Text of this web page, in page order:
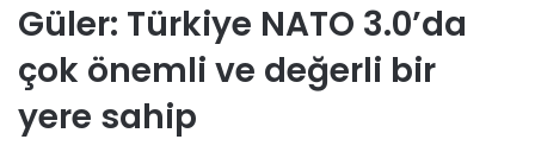
Güler: Türkiye NATO 3.0’da
çok önemli ve değerli bir
yere sahip